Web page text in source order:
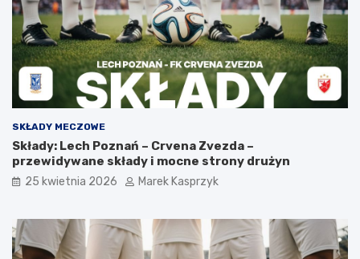
SKŁADY MECZOWE
Składy: Lech Poznań – Crvena Zvezda –
przewidywane składy i mocne strony drużyn
25 kwietnia 2026 Marek Kasprzyk